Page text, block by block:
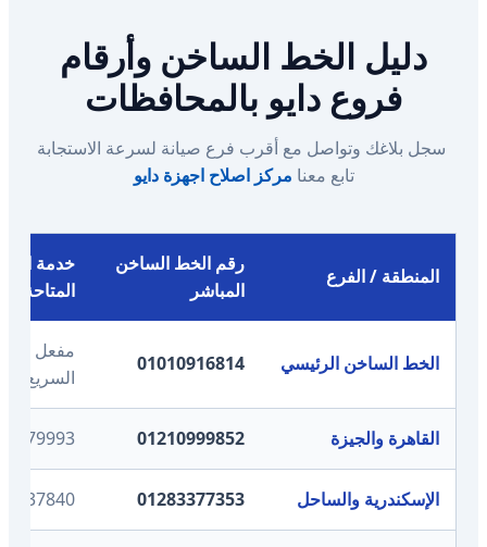
دليل الخط الساخن وأرقام
فروع دايو بالمحافظات
سجل بلاغك وتواصل مع أقرب فرع صيانة لسرعة الاستجابة
تابع معنا مركز اصلاح اجهزة دايو
المنطقة / الفرع
رقم الخط الساخن
المباشر
خدمة
المتاحة
الخط الساخن الرئيسي 01010916814
مفعل
السريع
القاهرة والجيزة 01210999852
الإسكندرية والساحل 01283377353